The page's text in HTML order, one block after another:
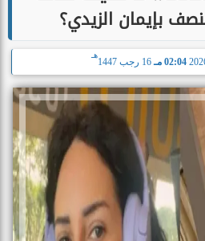
بإيمان الزيدي؟
02:04 مـ 16 رجب 1447
هـ